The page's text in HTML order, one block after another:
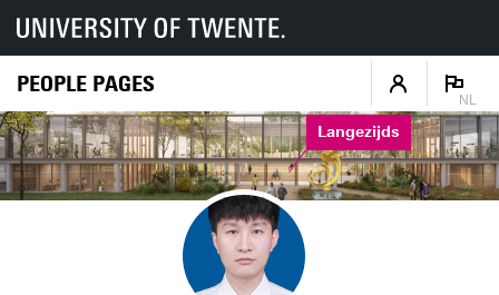
PEOPLE PAGES
NL
Langezijds